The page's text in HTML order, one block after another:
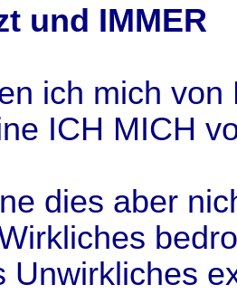
und IMMER
ich mich
ICH MICH
dies aber
Unwirkliches